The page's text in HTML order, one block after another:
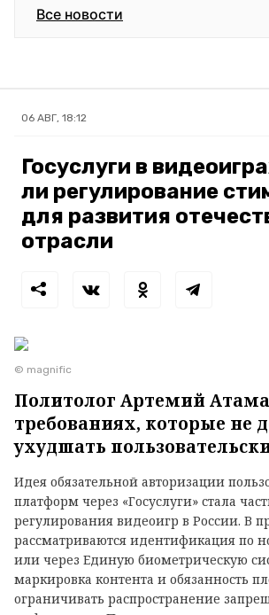
Все новости
06 АВГ, 18:12
Госуслуги в
ли регулирование
для развития
отрасли
© magnific
Политолог Артемий
требованиях, которые не
ухудшать
Идея обязательной авторизации
платформ через «Госуслуги» стала
регулирования видеоигр в России. В
рассматриваются идентификация по
или через Единую биометрическую
маркировка контента и обязанность
ограничивать распространение